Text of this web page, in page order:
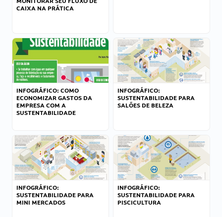
CAIXA NA PRÁTICA
INFOGRÁFICO: COMO
ECONOMIZAR GASTOS DA
EMPRESA COM A
SUSTENTABILIDADE
INFOGRÁFICO:
SUSTENTABILIDADE PARA
SALÕES DE BELEZA
INFOGRÁFICO:
SUSTENTABILIDADE PARA
MINI MERCADOS
INFOGRÁFICO:
SUSTENTABILIDADE PARA
PISCICULTURA